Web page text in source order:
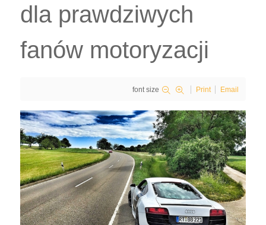
dla prawdziwych
fanów motoryzacji
font size Print Email